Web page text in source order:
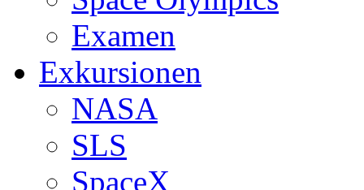
Examen
Exkursionen
NASA
SLS
SpaceX